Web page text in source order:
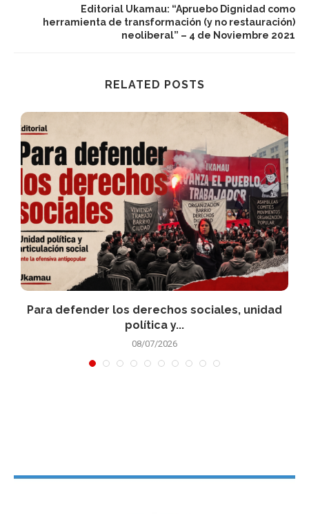
Editorial Ukamau: “Apruebo Dignidad como
herramienta de transformación (y no restauración)
neoliberal” – 4 de Noviembre 2021
RELATED POSTS
Para defender los derechos sociales, unidad
política y...
08/07/2026